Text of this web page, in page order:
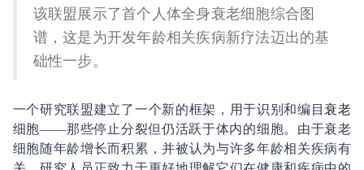
该联盟展示了首个人体全身衰老细胞综合图
谱，这是为开发年龄相关疾病新疗法迈出的基
础性一步。
一个研究联盟建立了一个新的框架，用于识别和编目 衰老
细胞——那些停止分裂但仍活跃于体内的细胞。由于衰老
细胞随年龄增长而积累，并被认为与许多年龄相关疾病有